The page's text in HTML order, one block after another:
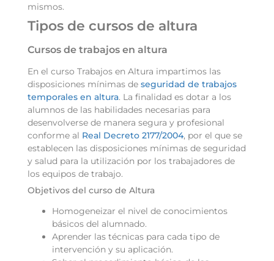
mismos.
Tipos de cursos de altura
Cursos de trabajos en altura
En el curso Trabajos en Altura impartimos las
disposiciones mínimas de seguridad de trabajos
temporales en altura. La finalidad es dotar a los
alumnos de las habilidades necesarias para
desenvolverse de manera segura y profesional
conforme al Real Decreto 2177/2004, por el que se
establecen las disposiciones mínimas de seguridad
y salud para la utilización por los trabajadores de
los equipos de trabajo.
Objetivos del curso de Altura
Homogeneizar el nivel de conocimientos
básicos del alumnado.
Aprender las técnicas para cada tipo de
intervención y su aplicación.